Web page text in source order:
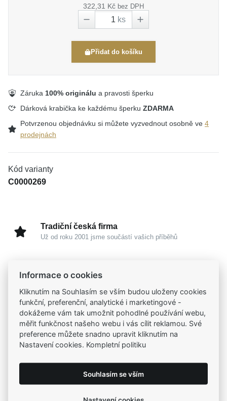
322,31 Kč bez DPH
ks
Přidat do košíku
Záruka 100% originálu a pravosti šperku
Dárková krabička ke každému šperku ZDARMA
Potvrzenou objednávku si můžete vyzvednout osobně ve 4
prodejnách
Kód varianty
C0000269
Tradiční česká firma
Už od roku 2001 jsme součástí vašich příběhů
Na našem e-shopu máte výběr z tisíců šperků
Garance vysoké kvality
Certifikáty původu a kvality k vybraným šperkům
Kamenné prodejny
Informace o cookies
Kliknutím na Souhlasím se vším budou uloženy cookies
funkční, preferenční, analytické i marketingové -
dokážeme vám tak umožnit pohodlné používání webu,
měřit funkčnost našeho webu i vás cílit reklamou. Své
preference můžete snadno upravit kliknutím na
Nastavení cookies. Kompletní politiku
Souhlasím se vším